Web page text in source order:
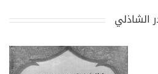
الشاذلي